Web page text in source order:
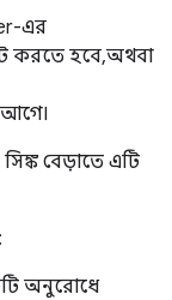
এর
করতে হবে, অথবা
বেড়াতে এটি
অনুরোধে